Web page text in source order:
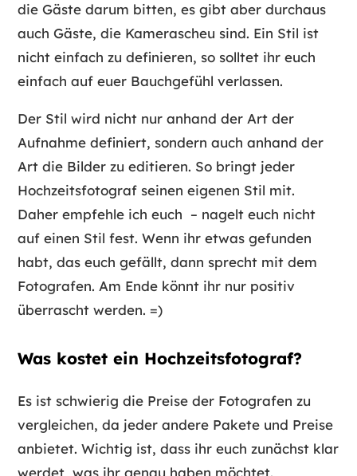
die Gäste darum bitten, es gibt aber durchaus
auch Gäste, die Kamerascheu sind. Ein Stil ist
nicht einfach zu definieren, so solltet ihr euch
einfach auf euer Bauchgefühl verlassen.
Der Stil wird nicht nur anhand der Art der
Aufnahme definiert, sondern auch anhand der
Art die Bilder zu editieren. So bringt jeder
Hochzeitsfotograf seinen eigenen Stil mit.
Daher empfehle ich euch – nagelt euch nicht
auf einen Stil fest. Wenn ihr etwas gefunden
habt, das euch gefällt, dann sprecht mit dem
Fotografen. Am Ende könnt ihr nur positiv
überrascht werden. =)
Was kostet ein Hochzeitsfotograf?
Es ist schwierig die Preise der Fotografen zu
vergleichen, da jeder andere Pakete und Preise
anbietet. Wichtig ist, dass ihr euch zunächst klar
werdet, was ihr genau haben möchtet.